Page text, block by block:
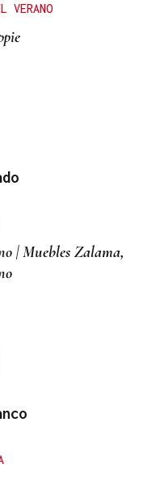
VERANO
| Muebles Zalama,